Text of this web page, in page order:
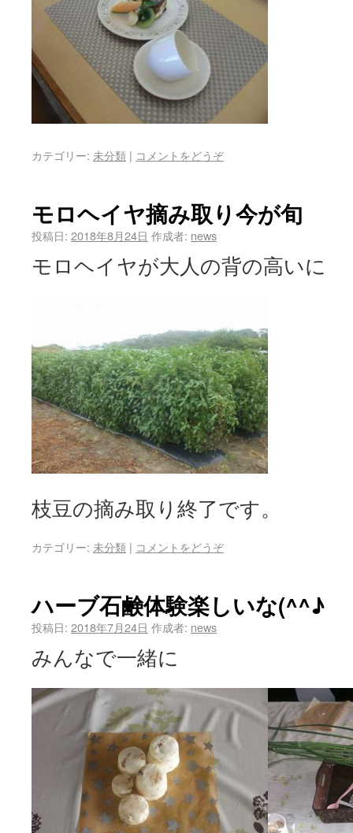
カテゴリー: 未分類 | コメントをどうぞ
モロヘイヤ摘み取り今が旬
投稿日: 2018年8月24日 作成者: news
モロヘイヤが大人の背の高いに
枝豆の摘み取り終了です。
カテゴリー: 未分類 | コメントをどうぞ
ハーブ石鹸体験楽しいな(^^♪
投稿日: 2018年7月24日 作成者: news
みんなで一緒に